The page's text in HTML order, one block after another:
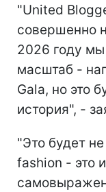
"United
совершенно
2026 году
масштаб -
Gala, но это
история", -
"Это будет
fashion - это